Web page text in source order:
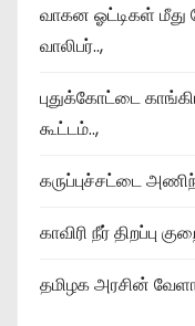
வாகன ஓட்டிகள் மீது
வாலிபர்..,
புதுக்கோட்டை
கூட்டம்..,
கருப்புச்சட்டை
காவிரி நீர் திறப்பு
தமிழக அரசின்